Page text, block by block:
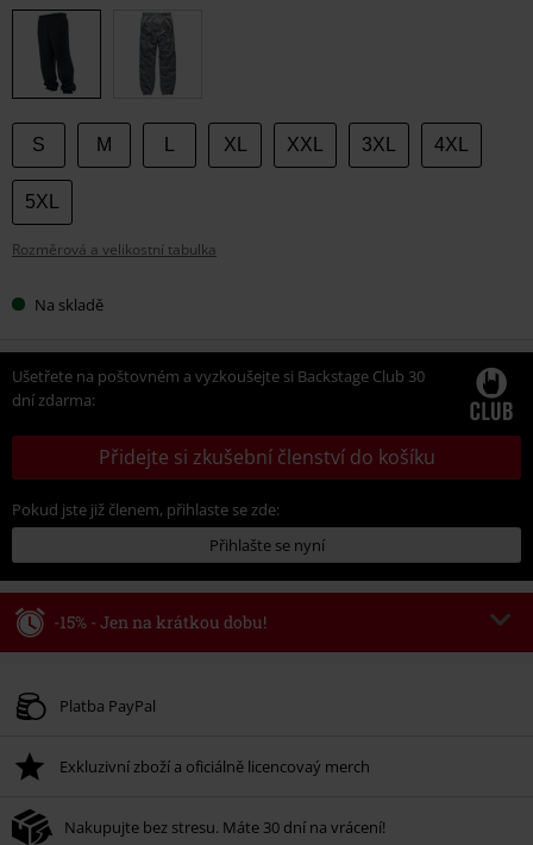
si
velikost
S M XL XXL 3XL 4XL
5XL
Rozměrová a velikostní tabulka
Na skladě
Ušetřete na poštovném a vyzkoušejte si Backstage Club 30
dní zdarma:
Přidejte si zkušební členství do košíku
Pokud jste již členem, přihlaste se zde:
Přihlašte se nyní
-15% - Jen na krátkou dobu!
Platné do 8/9/26
Po zadání kódu v košíku, se sleva uplatní automaticky.
Nelze kombinovat s jinými akciovými kódy. Sleva se nevztahuje na: knihy,
média, vstupenky, Rammstein, (Till) Lindemann, Böhse Onkelz, Broilers, Die
Platba PayPal
Exkluzivní zboží a oficiálně licencovaý merch
Nakupujte bez stresu. Máte 30 dní na vrácení!